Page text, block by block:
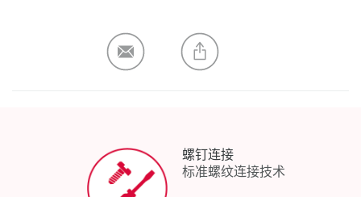
生成新清单
螺钉连接
标准螺纹连接技术